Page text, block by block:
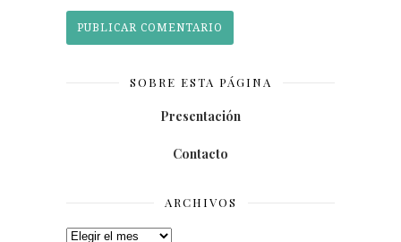
SOBRE ESTA PÁGINA
Presentación
Contacto
ARCHIVOS
Archivos